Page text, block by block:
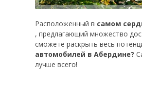
Расположенный в самом
, предлагающий множество
сможете раскрыть весь
автомобилей в Абердине?
лучше всего!